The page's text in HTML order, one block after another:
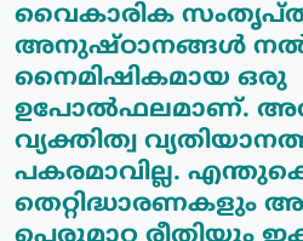
വൈകാരിക
അനുഷ്ഠാനങ്ങള്‍
നൈമിഷികമായ ഒരു
ഉപോല്‍ഫലമാണ്.
വ്യക്തിത്വ
പകരമാവില്ല.
തെറ്റിദ്ധാരണകളും